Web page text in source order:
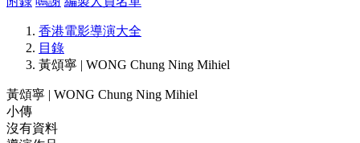
香港電影導演大全
目錄
黃頌寧 | WONG Chung Ning Mihiel
黃頌寧 | WONG Chung Ning Mihiel
小傳
沒有資料